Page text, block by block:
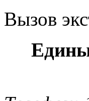
Вызов